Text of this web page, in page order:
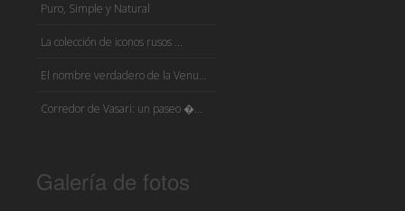
Puro, Simple y Natural
La colección de iconos rusos ...
El nombre verdadero de la Venu...
Corredor de Vasari: un paseo �...
Galería de fotos